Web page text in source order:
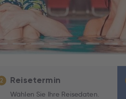
2 Reisetermin
Wählen Sie Ihre Reisedaten.